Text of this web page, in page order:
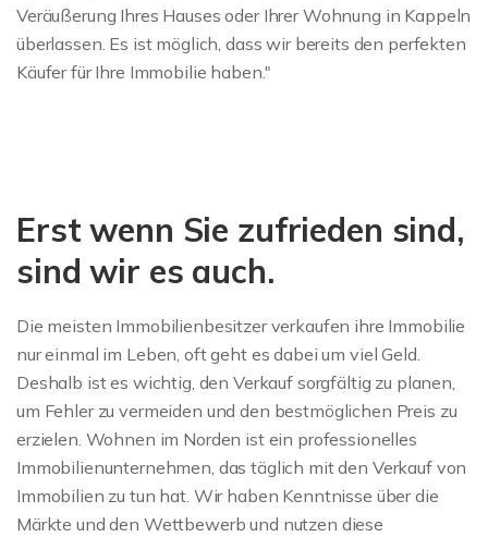
Veräußerung Ihres Hauses oder Ihrer Wohnung in Kappeln
überlassen. Es ist möglich, dass wir bereits den perfekten
Käufer für Ihre Immobilie haben."
Erst wenn Sie zufrieden sind,
sind wir es auch.
Die meisten Immobilienbesitzer verkaufen ihre Immobilie
nur einmal im Leben, oft geht es dabei um viel Geld.
Deshalb ist es wichtig, den Verkauf sorgfältig zu planen,
um Fehler zu vermeiden und den bestmöglichen Preis zu
erzielen. Wohnen im Norden ist ein professionelles
Immobilienunternehmen, das täglich mit den Verkauf von
Immobilien zu tun hat. Wir haben Kenntnisse über die
Märkte und den Wettbewerb und nutzen diese